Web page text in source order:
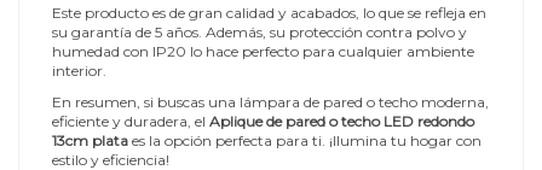
Este producto es de gran calidad y acabados, lo que se refleja en
su garantía de 5 años. Además, su protección contra polvo y
humedad con IP20 lo hace perfecto para cualquier ambiente
interior.
En resumen, si buscas una lámpara de pared o techo moderna,
eficiente y duradera, el Aplique de pared o techo LED redondo
13cm plata es la opción perfecta para ti. ¡Ilumina tu hogar con
estilo y eficiencia!